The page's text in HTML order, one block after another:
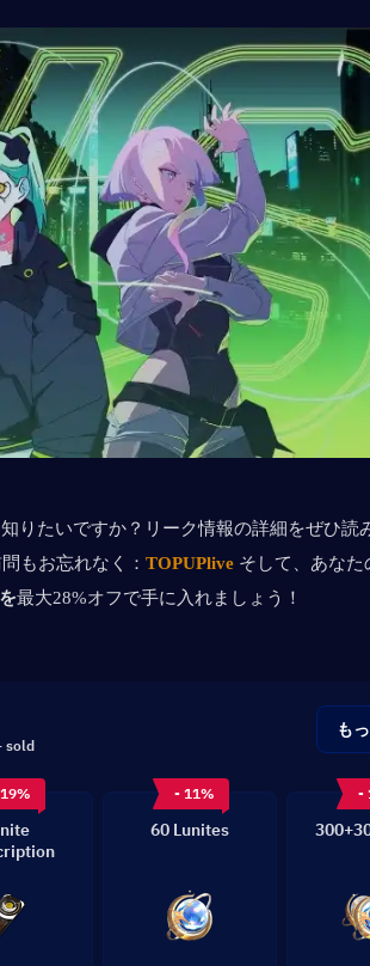
知りたいですか？リーク情報の詳細をぜひ読
もお忘れなく： TOPUPlive そして、あなた
最大28%オフで手に入れましょう！
sold
も
- 11%
60 Lunites
-